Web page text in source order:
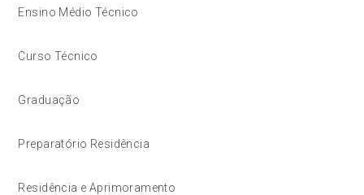
Ensino Médio Técnico
Curso Técnico
Graduação
Preparatório Residência
Residência e Aprimoramento